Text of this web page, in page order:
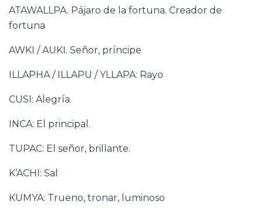
ATAWALLPA. Pájaro de la fortuna. Creador de
fortuna
AWKI / AUKI. Señor, príncipe
ILLAPHA / ILLAPU / YLLAPA: Rayo
CUSI: Alegría.
INCA: El principal.
TUPAC: El señor, brillante.
K’ACHI: Sal
KUMYA: Trueno, tronar, luminoso